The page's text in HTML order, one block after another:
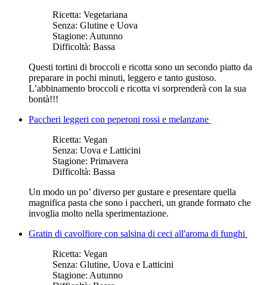
Ricetta: Vegetariana
Senza: Glutine e Uova
Stagione: Autunno
Difficoltà: Bassa
Questi tortini di broccoli e ricotta sono un secondo piatto da
preparare in pochi minuti, leggero e tanto gustoso.
L’abbinamento broccoli e ricotta vi sorprenderà con la sua
bontà!!!
Paccheri leggeri con peperoni rossi e melanzane
Ricetta: Vegan
Senza: Uova e Latticini
Stagione: Primavera
Difficoltà: Bassa
Un modo un po’ diverso per gustare e presentare quella
magnifica pasta che sono i paccheri, un grande formato che
invoglia molto nella sperimentazione.
Gratin di cavolfiore con salsina di ceci all'aroma di funghi
Ricetta: Vegan
Senza: Glutine, Uova e Latticini
Stagione: Autunno